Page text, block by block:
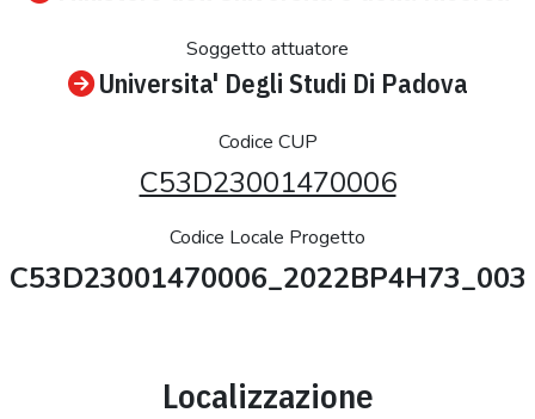
Soggetto attuatore
Universita' Degli Studi Di Padova
Codice CUP
C53D23001470006
Codice Locale Progetto
C53D23001470006_2022BP4H73_003
Localizzazione